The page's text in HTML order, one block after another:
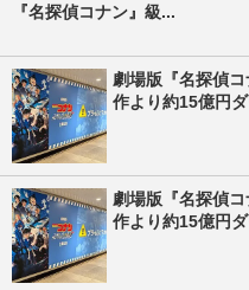
『名探偵コナン』級...
劇場版『名探偵
作より約15億円
劇場版『名探偵
作より約15億円